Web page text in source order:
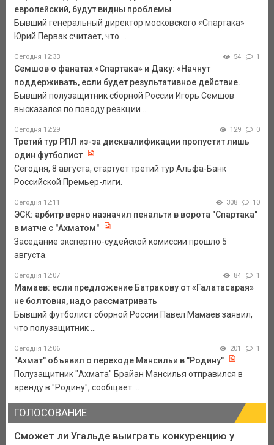
европейский, будут видны проблемы
Бывший генеральный директор московского «Спартака»
Юрий Первак считает, что ...
Сегодня 12:33 54 1
Семшов о фанатах «Спартака» и Даку: «Начнут
поддерживать, если будет результативное действие.
Бывший полузащитник сборной России Игорь Семшов
высказался по поводу реакции ...
Сегодня 12:29 129 0
Третий тур РПЛ из-за дисквалификации пропустит лишь
один футболист
Сегодня, 8 августа, стартует третий тур Альфа-Банк
Российской Премьер-лиги.
Сегодня 12:11 308 10
ЭСК: арбитр верно назначил пенальти в ворота "Спартака"
в матче с "Ахматом"
Заседание экспертно-судейской комиссии прошло 5
августа.
Сегодня 12:07 84 1
Мамаев: если предложение Батракову от «Галатасарая»
не болтовня, надо рассматривать
Бывший футболист сборной России Павел Мамаев заявил,
что полузащитник ...
Сегодня 12:06 201 1
"Ахмат" объявил о переходе Мансильи в "Родину"
Полузащитник "Ахмата" Брайан Мансилья отправился в
аренду в "Родину", сообщает ...
ГОЛОСОВАНИЕ
Сможет ли Угальде выиграть конкуренцию у